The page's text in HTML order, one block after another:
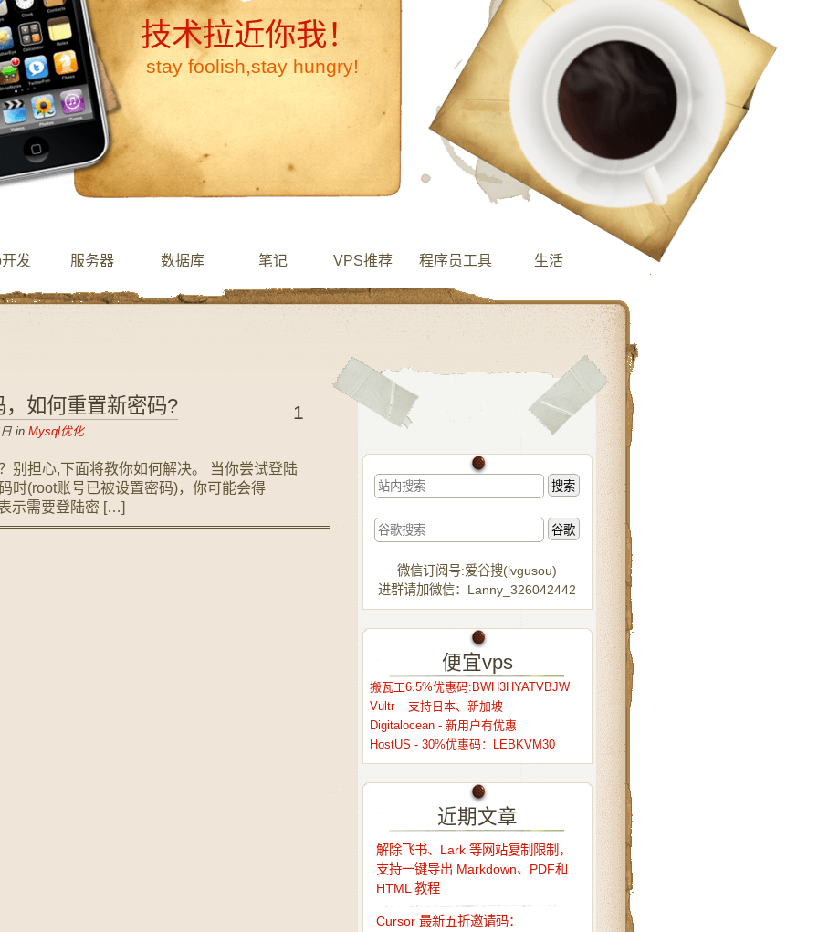
技术拉近你我！
stay foolish,stay hungry!
发 服务器 数据库 笔记 VPS推荐 程序员工具 生活
1
如何重置新密码?
in Mysql优化
别担心,下面将教你如何解决。 当你尝试登陆
时(root账号已被设置密码)，你可能会得
示需要登陆密 […]
微信订阅号:爱谷搜(lvgusou)
进群请加微信：Lanny_326042442
便宜vps
搬瓦工6.5%优惠码:BWH3HYATVBJW
Vultr – 支持日本、新加坡
Digitalocean - 新用户有优惠
HostUS - 30%优惠码：LEBKVM30
近期文章
解除飞书、Lark 等网站复制限制，
支持一键导出 Markdown、PDF和
HTML 教程
Cursor 最新五折邀请码：